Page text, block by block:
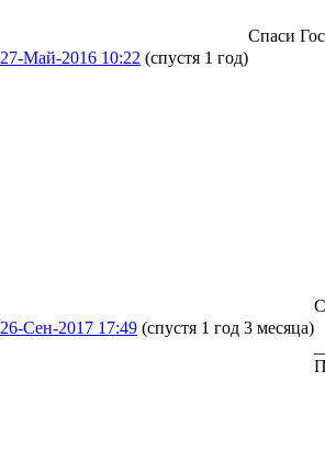
27-Май-2016 10:22 (спустя 1 год)
Спаси
26-Сен-2017 17:49 (спустя 1 год 3 месяца)